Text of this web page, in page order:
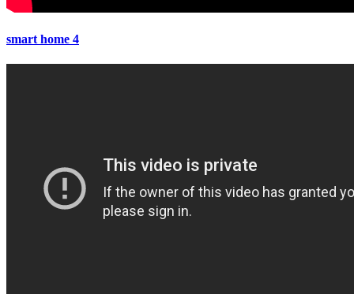
smart home 4